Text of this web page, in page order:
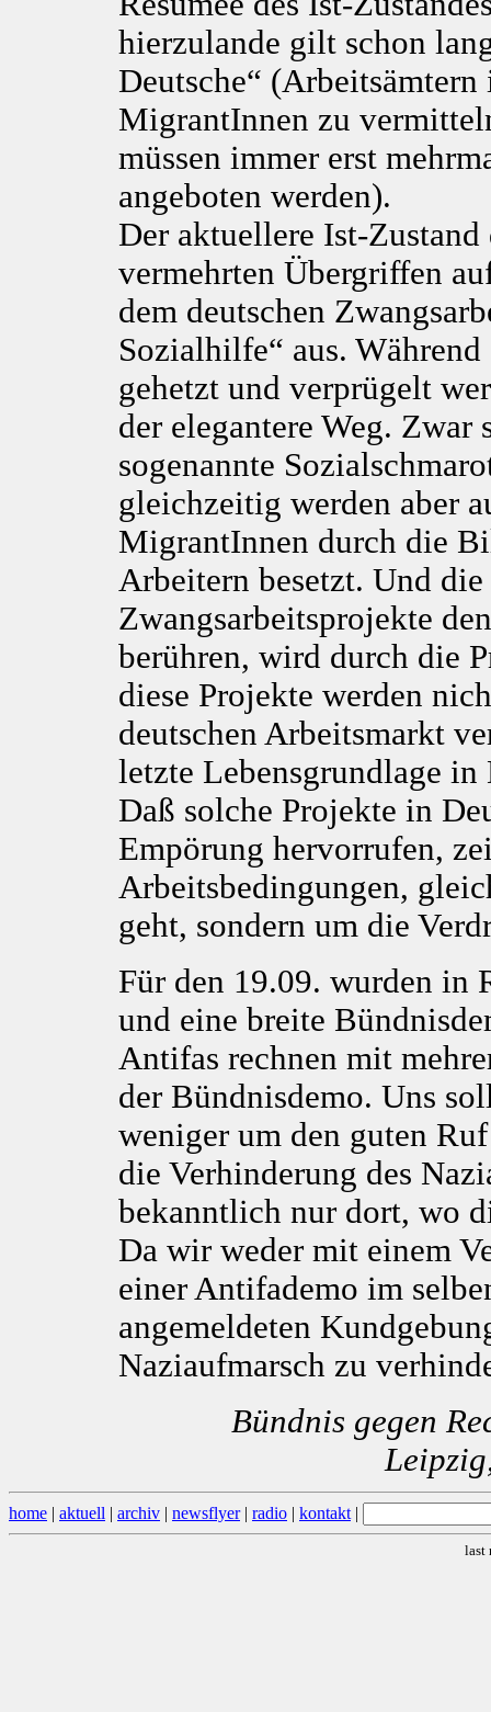
hierzulande gilt schon
Deutsche“
MigrantInnen zu
müssen immer erst
angeboten werden).
Der aktuellere Ist-
vermehrten Übergriffen
dem deutschen
Sozialhilfe“ aus.
gehetzt und verprügelt
der elegantere Weg.
sogenannte
gleichzeitig werden aber
MigrantInnen durch die
Arbeitern besetzt. Und
Zwangsarbeitsprojekte
berühren, wird durch die
diese Projekte werden
deutschen Arbeitsmarkt
letzte Lebensgrundlage in
Daß solche Projekte in
Empörung hervorrufen,
Arbeitsbedingungen,
geht, sondern um die
Für den 19.09. wurden in
und eine breite
Antifas rechnen mit
der Bündnisdemo. Uns
weniger um den guten
die Verhinderung des
bekanntlich nur dort, wo
Da wir weder mit einem
einer Antifademo im
angemeldeten
Naziaufmarsch zu
Bündnis gegen
home | aktuell | archiv | newsflyer| radio | kontakt |
last